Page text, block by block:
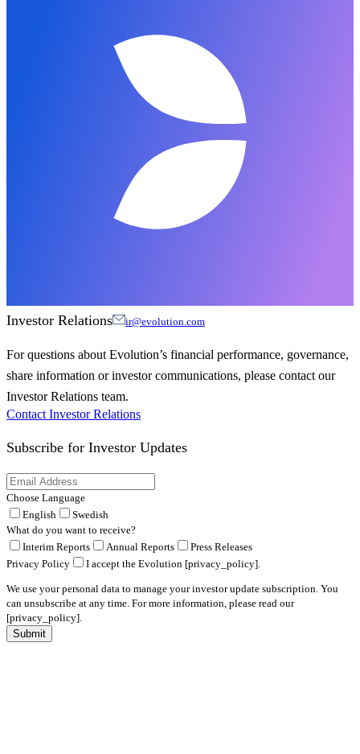
Investor Relations ir@evolution.com
For questions about Evolution’s financial performance, governance,
share information or investor communications, please contact our
Investor Relations team.
Contact Investor Relations
Subscribe for Investor Updates
Choose Language
English
Swedish
What do you want to receive?
Interim Reports
Annual Reports
Press Releases
Privacy Policy
I accept the Evolution [privacy_policy].
We use your personal data to manage your investor update subscription. You
can unsubscribe at any time. For more information, please read our
[privacy_policy].
Submit